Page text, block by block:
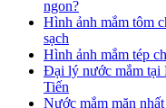
ngon?
Hình ảnh mắm tôm
sạch
Hình ảnh mắm tép
Đại lý nước mắm tại
Tiến
Nước mắm mặn